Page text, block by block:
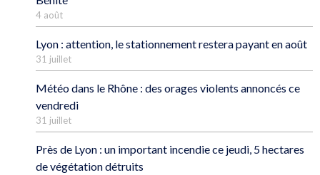
4 août
Lyon : attention, le stationnement restera payant en août
31 juillet
Météo dans le Rhône : des orages violents annoncés ce
vendredi
31 juillet
Près de Lyon : un important incendie ce jeudi, 5 hectares
de végétation détruits